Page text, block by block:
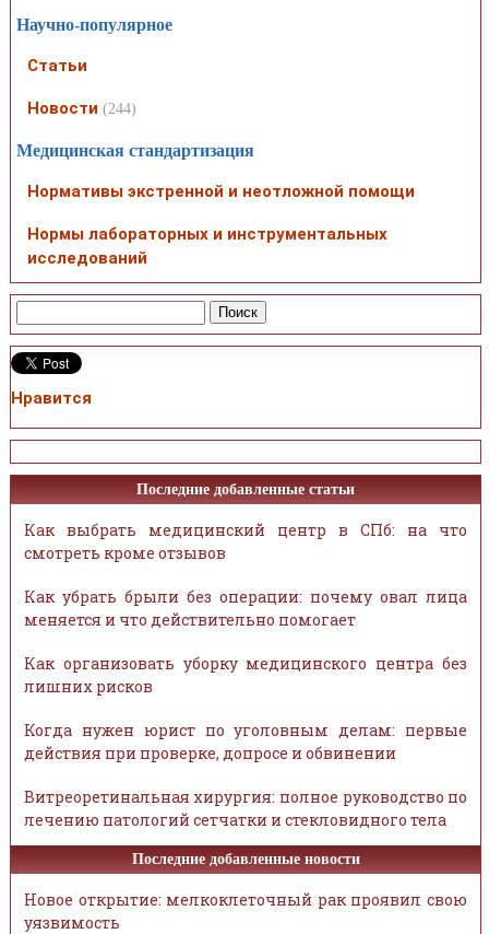
Научно-популярное
Статьи
Новости (244)
Медицинская стандартизация
Нормативы экстренной и неотложной помощи
Нормы лабораторных и инструментальных
исследований
Нравится
Последние добавленные статьи
Как выбрать медицинский центр в СПб: на что
смотреть кроме отзывов
Как убрать брыли без операции: почему овал лица
меняется и что действительно помогает
Как организовать уборку медицинского центра без
лишних рисков
Когда нужен юрист по уголовным делам: первые
действия при проверке, допросе и обвинении
Витреоретинальная хирургия: полное руководство по
лечению патологий сетчатки и стекловидного тела
Последние добавленные новости
Новое открытие: мелкоклеточный рак проявил свою
уязвимость